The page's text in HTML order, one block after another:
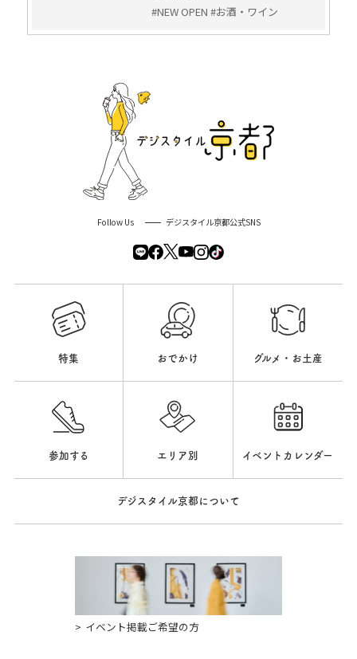
#NEW OPEN #お酒・ワイン
Follow Us デジスタイル京都公式SNS
特集 おでかけ グルメ・お土産
参加する エリア別 イベントカレンダー
デジスタイル京都について
イベント掲載ご希望の方